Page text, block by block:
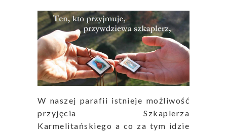
W naszej parafii istnieje możliwość
przyjęcia Szkaplerza
Karmelitańskiego a co za tym idzie